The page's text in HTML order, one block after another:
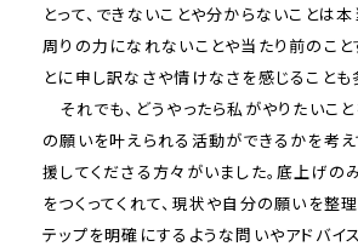
とって、できないことや分からないことは本
周りの力になれないことや当たり前のこと
とに申し訳なさや情けなさを感じることも
それでも、どうやったら私がやりたいこ
の願いを叶えられる活動ができるかを考
援してくださる方々がいました。底上げの
をつくってくれて、現状や自分の願いを整
テップを明確にするような問いやアドバイ